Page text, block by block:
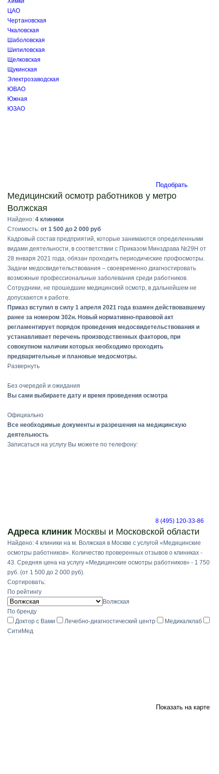
ЦАО
Чертановская
Чкаловская
Шаболовская
Шипиловская
Щелковская
Щукинская
Электрозаводская
ЮВАО
Южная
ЮЗАО
Подобрать
Медицинский осмотр работников у метро
Волжская
Найдено: 4 клиники
Стоимость: от 1 500 до 2 000 руб
Кадровый состав предприятий, которые занимаются определенными
видами деятельности, в соответствии с Приказом Минздрава №29Н от
28 января 2021 года, обязан проходить периодические профосмотры.
Задачи медосвидетельствования – своевременно диагностировать
возможные профессиональные заболевания среди работников.
Сотрудники, не прошедшие медицинский осмотр, в дальнейшем не
допускаются к работе.
Приказ вступил в силу 1 апреля 2021 года взамен действовавшему
ранее за номером 302н. Новый нормативно-правовой акт
регламентирует порядок проведения медосвидетельствования и
устанавливает перечень производственных факторов, при
совокупном наличии которых необходимо проходить
предварительные и плановые медосмотры.
Развернуть
Без очередей и ожидания
Вы сами выбираете дату и время проведения осмотра
Официально
Все необходимые документы и разрешения на медицинскую
деятельность
Записаться на услугу Вы можете по телефону:
8 (495) 120-33-86
Адреса клиник Москвы и Московской области
Найдено: 4 клиники на м. Волжская в Москве с услугой «Медицинские
осмотры работников». Количество проверенных отзывов о клиниках -
43. Средняя цена на услугу «Медицинские осмотры работников» - 1 750
руб. (от 1 500 до 2 000 руб).
Сортировать:
По рейтингу
Волжская
По бренду
Доктор с Вами
Лечебно-диагностический центр
Медикалклаб
СитиМед
Показать на карте